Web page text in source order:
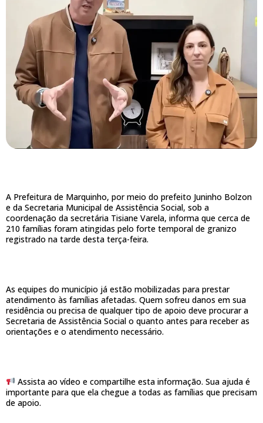
A Prefeitura de Marquinho, por meio do prefeito Juninho Bolzon
e da Secretaria Municipal de Assistência Social, sob a
coordenação da secretária Tisiane Varela, informa que cerca de
210 famílias foram atingidas pelo forte temporal de granizo
registrado na tarde desta terça-feira.
As equipes do município já estão mobilizadas para prestar
atendimento às famílias afetadas. Quem sofreu danos em sua
residência ou precisa de qualquer tipo de apoio deve procurar a
Secretaria de Assistência Social o quanto antes para receber as
orientações e o atendimento necessário.
Assista ao vídeo e compartilhe esta informação. Sua ajuda é
importante para que ela chegue a todas as famílias que precisam
de apoio.